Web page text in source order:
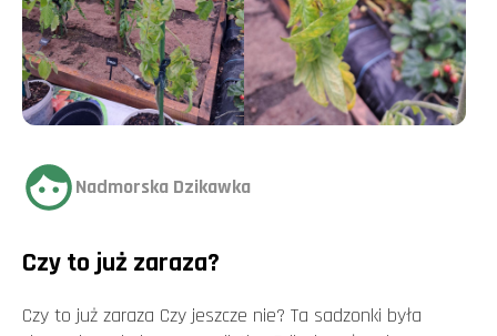
Nadmorska Dzikawka
Czy to już zaraza?
Czy to już zaraza Czy jeszcze nie? Ta sadzonki była